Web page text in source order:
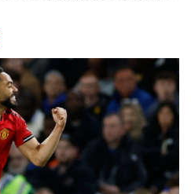
Nghệ sĩ
Thời trang
Sao Việt